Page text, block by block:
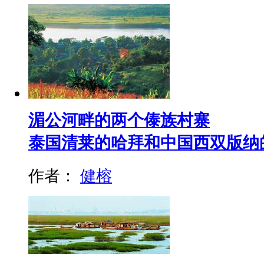
湄公河畔的两个傣族村寨
泰国清莱的哈拜和中国西双版纳
作者： 健榕